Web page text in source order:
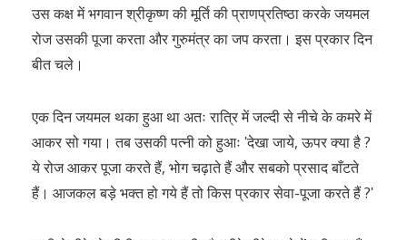
उस कक्ष में भगवान श्रीकृष्ण की मूर्ति की प्राणप्रतिष्ठा करके जयमल
रोज उसकी पूजा करता और गुरुमंत्र का जप करता। इस प्रकार दिन
बीत चले।
एक दिन जयमल थका हुआ था अतः रात्रि में जल्दी से नीचे के कमरे में
आकर सो गया। तब उसकी पत्नी को हुआः ʹदेखा जाये, ऊपर क्या है ?
ये रोज आकर पूजा करते हैं, भोग चढ़ाते हैं और सबको प्रसाद बाँटते
हैं। आजकल बड़े भक्त हो गये हैं तो किस प्रकार सेवा-पूजा करते हैं ?ʹ